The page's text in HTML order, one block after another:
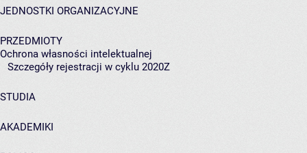
JEDNOSTKI ORGANIZACYJNE
PRZEDMIOTY
Ochrona własności intelektualnej
Szczegóły rejestracji w cyklu 2020Z
STUDIA
AKADEMIKI